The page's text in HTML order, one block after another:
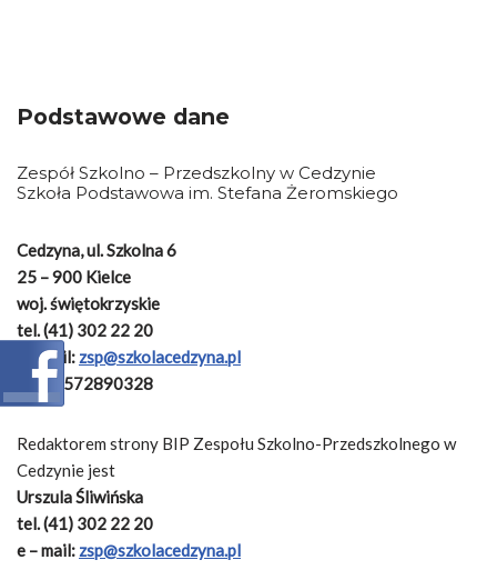
Podstawowe dane
Zespół Szkolno – Przedszkolny w Cedzynie
Szkoła Podstawowa im. Stefana Żeromskiego
Cedzyna, ul. Szkolna 6
25 – 900 Kielce
woj. świętokrzyskie
tel. (41) 302 22 20
e – mail: zsp@szkolacedzyna.pl
NIP: 6572890328
Redaktorem strony BIP Zespołu Szkolno-Przedszkolnego w
Cedzynie jest
Urszula Śliwińska
tel. (41) 302 22 20
e – mail: zsp@szkolacedzyna.pl